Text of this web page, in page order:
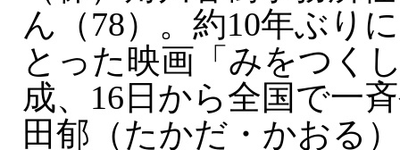
ん（78）。約10年ぶり
とった映画「みをつく
成、16日から全国で一
田郁（たかだ・かおる